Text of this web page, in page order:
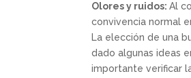
Olores y ruidos:Al
convivencia normal
La elección de una
dado algunas ideas
importante verificar